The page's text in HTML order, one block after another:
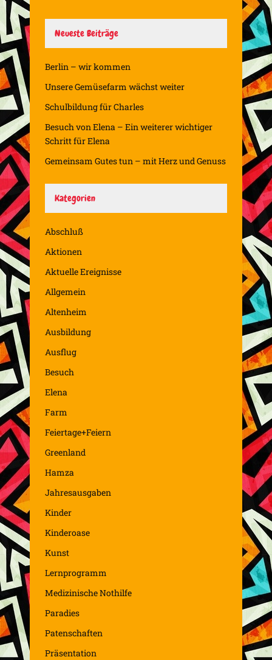
Neueste Beiträge
Berlin – wir kommen
Unsere Gemüsefarm wächst weiter
Schulbildung für Charles
Besuch von Elena – Ein weiterer wichtiger
Schritt für Elena
Gemeinsam Gutes tun – mit Herz und Genuss
Kategorien
Abschluß
Aktionen
Aktuelle Ereignisse
Allgemein
Altenheim
Ausbildung
Ausflug
Besuch
Elena
Farm
Feiertage+Feiern
Greenland
Hamza
Jahresausgaben
Kinder
Kinderoase
Kunst
Lernprogramm
Medizinische Nothilfe
Paradies
Patenschaften
Präsentation